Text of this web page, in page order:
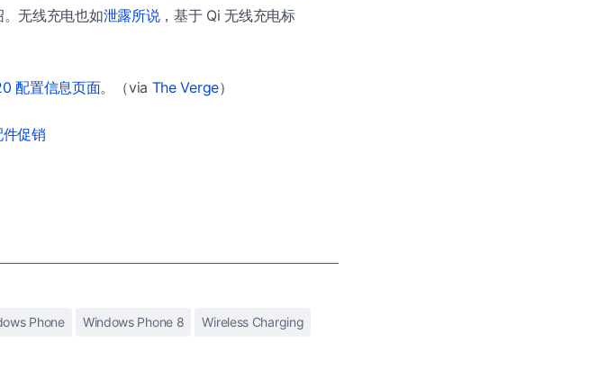
无线充电也如泄露所说，基于 Qi 无线充电标
配置信息页面。（via The Verge）
促销
Phone Windows Phone 8 Wireless Charging